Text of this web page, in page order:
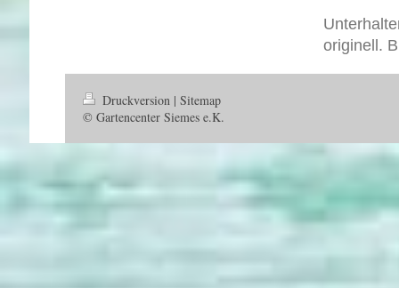
originell.
Druckversion | Sitemap
© Gartencenter Siemes e.K.